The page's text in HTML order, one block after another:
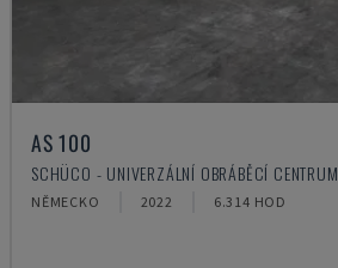
AS 100
SCHÜCO - UNIVERZÁLNÍ OBRÁBĚCÍ CENTRUM
NĚMECKO 2022 6.314 HOD